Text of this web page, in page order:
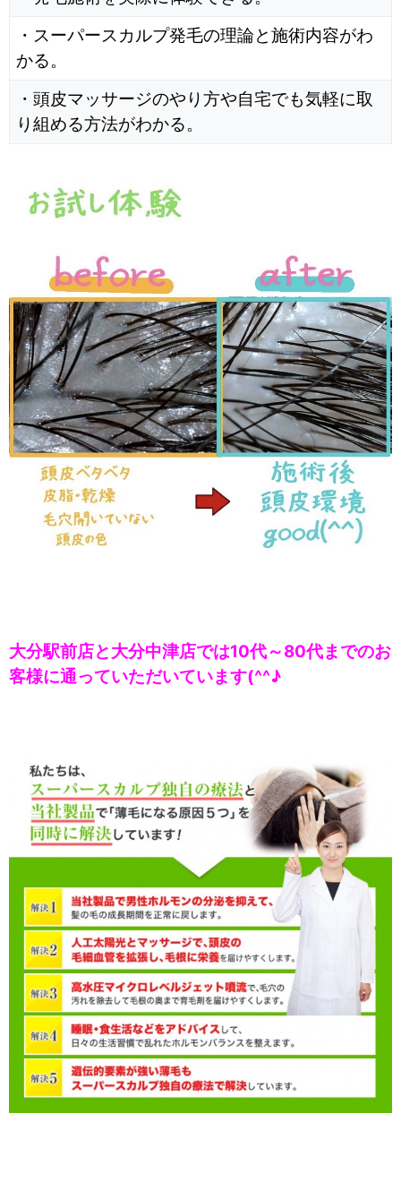
・スーパースカルプ発毛の理論と施術内容がわ
かる。
・頭皮マッサージのやり方や自宅でも気軽に取
り組める方法がわかる。
大分駅前店と大分中津店では10代～80代までのお
客様に通っていただいています(^^♪